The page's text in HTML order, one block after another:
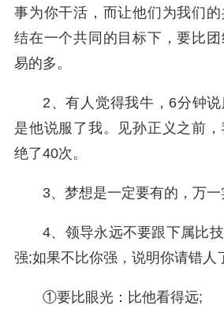
事为你干活，而让他们为我们
结在一个共同的目标下，要比
易的多。
2、有人觉得我牛，6分钟
是他说服了我。见孙正义之前
绝了40次。
3、梦想是一定要有的，万
4、领导永远不要跟下属比
强;如果不比你强，说明你请错人
①要比眼光：比他看得远;